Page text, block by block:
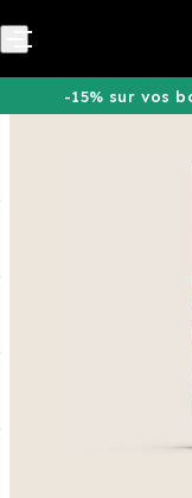
-15% sur vos